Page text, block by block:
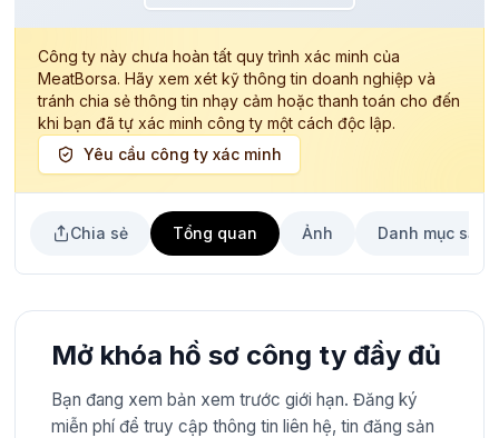
Công ty này chưa hoàn tất quy trình xác minh của
MeatBorsa. Hãy xem xét kỹ thông tin doanh nghiệp và
tránh chia sẻ thông tin nhạy cảm hoặc thanh toán cho đến
khi bạn đã tự xác minh công ty một cách độc lập.
Yêu cầu công ty xác minh
Chia sẻ Tổng quan Ảnh Danh mục sản
Mở khóa hồ sơ công ty đầy đủ
Bạn đang xem bản xem trước giới hạn. Đăng ký
miễn phí để truy cập thông tin liên hệ, tin đăng sản